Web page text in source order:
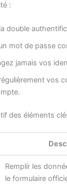
:
double
mot de passe
jamais vos
vos
des éléments
Remplir les
le formulaire